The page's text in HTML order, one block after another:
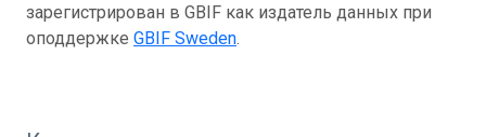
зарегистрирован в GBIF как издатель данных при
оподдержке GBIF Sweden.